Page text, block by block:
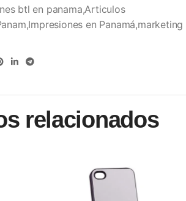
btl en panama,Articulos
en Panamá,marketing
relacionados